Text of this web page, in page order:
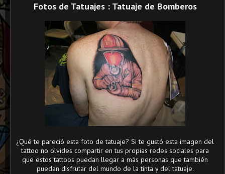
Fotos de Tatuajes : Tatuaje de Bomberos
¿Qué te pareció esta foto de tatuaje? Si te gustó esta imagen del
tattoo no olvides compartir en tus propias redes sociales para
que estos tattoos puedan llegar a más personas que también
puedan disfrutar del mundo de la tinta y del tatuaje.